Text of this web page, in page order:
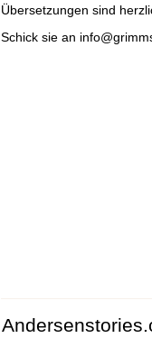
Übersetzungen sind
Schick sie an